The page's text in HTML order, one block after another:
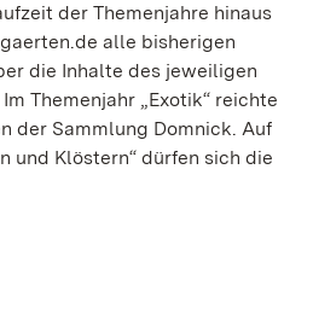
der Themenjahre hinaus
alle bisherigen
die Inhalte des jeweiligen
Themenjahr „Exotik“ reichte
der Sammlung Domnick. Auf
und Klöstern“ dürfen sich die